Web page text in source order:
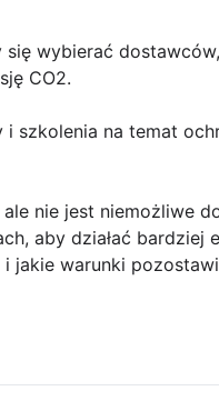
wybierać
CO2.
szkolenia na temat
nie jest niemożliwe
aby działać bardziej
jakie warunki